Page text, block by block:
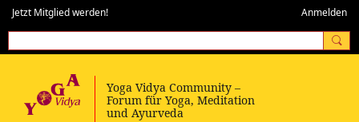
Jetzt Mitglied werden! Anmelden